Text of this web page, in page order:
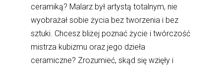
ceramiką? Malarz był artystą totalnym, nie
wyobrażał sobie życia bez tworzenia i bez
sztuki. Chcesz bliżej poznać życie i twórczość
mistrza kubizmu oraz jego dzieła
ceramiczne? Zrozumieć, skąd się wzięły i